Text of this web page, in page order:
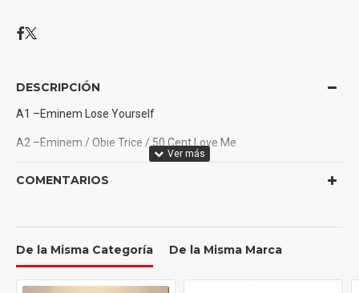
DESCRIPCIÓN
A1 –Eminem Lose Yourself
A2 –Eminem / Obie Trice / 50 Cent Love Me
B2 –D12 Rap Game
B3 –Jay-Z / Freeway 8 Miles And Runnin'
COMENTARIOS
De la Misma Categoría De la Misma Marca